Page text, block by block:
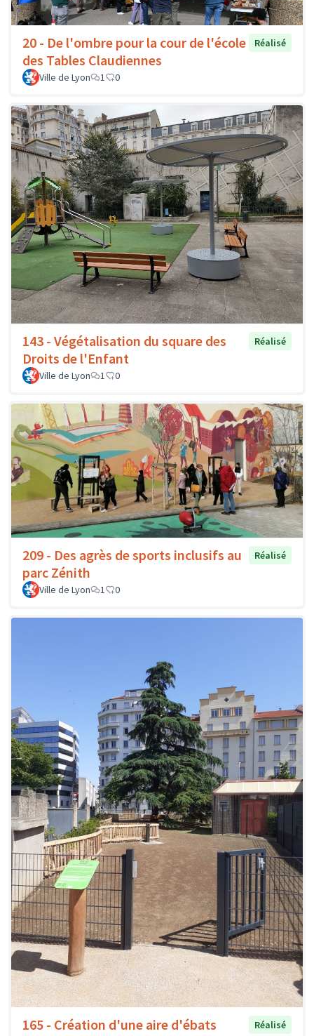
20 - De l'ombre pour la cour de l'école
des Tables Claudiennes
Réalisé
Ville de Lyon 1 0
143 - Végétalisation du square des
Droits de l'Enfant
Réalisé
Ville de Lyon 1 0
209 - Des agrès de sports inclusifs au
parc Zénith
Réalisé
Ville de Lyon 1 0
165 - Création d'une aire d'ébats
Réalisé